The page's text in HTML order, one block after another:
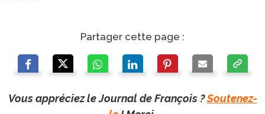
Partager cette page :
Vous appréciez le Journal de François ?Soutenez-